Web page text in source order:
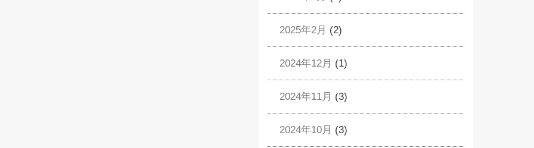
2025年2月 (2)
2024年12月 (1)
2024年11月 (3)
2024年10月 (3)